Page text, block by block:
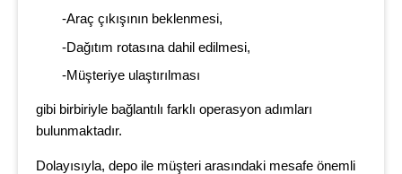
-Araç çıkışının beklenmesi,
-Dağıtım rotasına dahil edilmesi,
-Müşteriye ulaştırılması
gibi birbiriyle bağlantılı farklı operasyon adımları
bulunmaktadır.
Dolayısıyla, depo ile müşteri arasındaki mesafe önemli